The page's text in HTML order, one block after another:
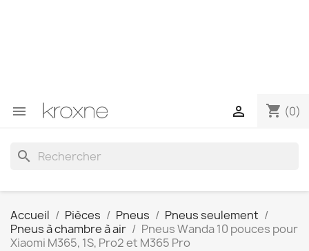
 shopping_cart (0)

search
Accueil Pièces Pneus
Pneus seulement
Pneus à chambre à air
Pneus Wanda 10 pouces pour
Xiaomi M365, 1S, Pro2 et M365 Pro